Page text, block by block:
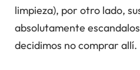
limpieza), por otro lado,
absolutamente
decidimos no comprar allí.